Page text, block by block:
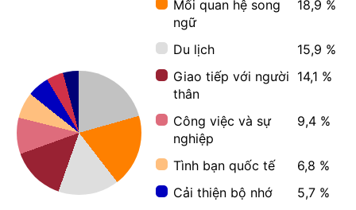
Mối quan hệ song
ngữ
18,9 %
Du lịch
15,9 %
Giao tiếp với người
thân
14,1 %
Công việc và sự
nghiệp
9,4 %
Tình bạn quốc tế
6,8 %
Cải thiện bộ nhớ
5,7 %